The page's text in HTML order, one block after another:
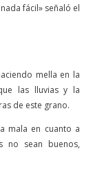
fácil» señaló el
mella en la
las lluvias y la
de este grano.
mala en cuanto a
no sean buenos,